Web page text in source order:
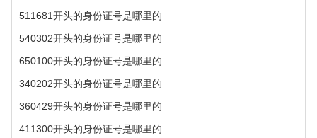
511681开头的身份证号是哪里的
540302开头的身份证号是哪里的
650100开头的身份证号是哪里的
340202开头的身份证号是哪里的
360429开头的身份证号是哪里的
411300开头的身份证号是哪里的